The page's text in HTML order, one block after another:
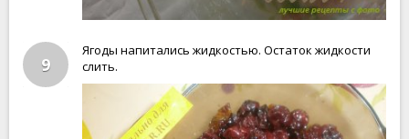
9
Ягоды напитались жидкостью. Остаток жидкости
слить.